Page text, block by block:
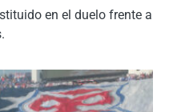
en el duelo frente a